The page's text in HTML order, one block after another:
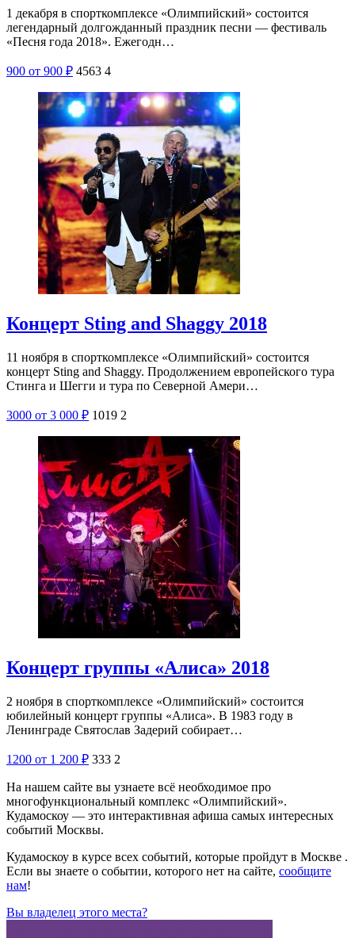
1 декабря в спорткомплексе «Олимпийский» состоится
легендарный долгожданный праздник песни — фестиваль
«Песня года 2018». Ежегодн…
900 от 900 ₽ 4563 4
Концерт Sting and Shaggy 2018
11 ноября в спорткомплексе «Олимпийский» состоится
концерт Sting and Shaggy. Продолжением европейского тура
Стинга и Шегги и тура по Северной Амери…
3000 от 3 000 ₽ 1019 2
Концерт группы «Алиса» 2018
2 ноября в спорткомплексе «Олимпийский» состоится
юбилейный концерт группы «Алиса». В 1983 году в
Ленинграде Святослав Задерий собирает…
1200 от 1 200 ₽ 333 2
На нашем сайте вы узнаете всё необходимое про
многофункциональный комплекс «Олимпийский».
Кудамоскоу — это интерактивная афиша самых интересных
событий Москвы.
Кудамоскоу в курсе всех событий, которые пройдут в Москве .
Если вы знаете о событии, которого нет на сайте, сообщите
нам!
Вы владелец этого места?